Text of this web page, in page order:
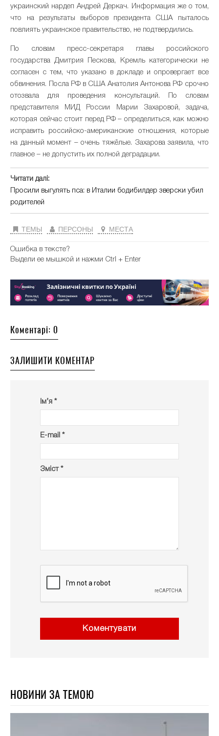
украинский нардеп Андрей Деркач. Информация же о том,
что на результаты выборов президента США пыталось
повлиять украинское правительство, не подтвердились.
По словам пресс-секретаря главы российского
государства Дмитрия Пескова, Кремль категорически не
согласен с тем, что указано в докладе и опровергает все
обвинения. Посла РФ в США Анатолия Антонова РФ срочно
отозвала для проведения консультаций. По словам
представителя МИД России Марии Захаровой, задача,
которая сейчас стоит перед РФ – определиться, как можно
исправить российско-американские отношения, которые
на данный момент – очень тяжёлые. Захарова заявила, что
главное – не допустить их полной деградации.
Читати далі:
Просили выгулять пса: в Италии бодибилдер зверски убил
родителей
ТЕМЫ ПЕРСОНЫ МЕСТА
Ошибка в тексте?
Выдели ее мышкой и нажми Ctrl + Enter
Коментарі: 0
ЗАЛИШИТИ КОМЕНТАР
Ім’я *
E-mail *
Зміст *
Коментувати
НОВИНИ ЗА ТЕМОЮ